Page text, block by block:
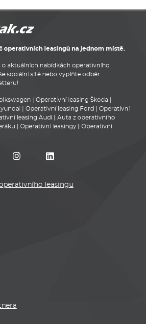
operativních leasingů na jednom místě.
o aktuálních nabídkách operativního
sociální sítě nebo vyplňte odběr
Operativní leasing Škoda
Operativní leasing Ford
Operativní
leasing Audi
Auta z operativního
Operativní leasingy
Operativní
leasingu